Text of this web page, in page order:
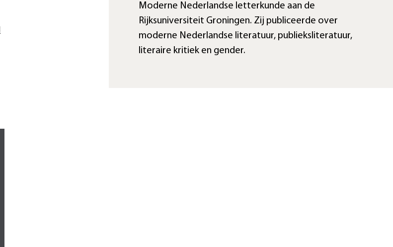
Moderne Nederlandse letterkunde aan de
Rijksuniversiteit Groningen. Zij publiceerde over
moderne Nederlandse literatuur, publieksliteratuur,
literaire kritiek en gender.